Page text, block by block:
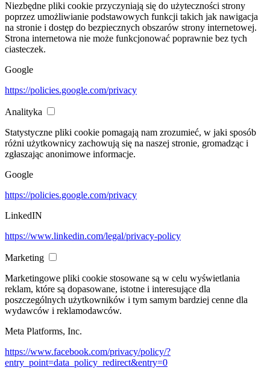
Niezbędne pliki cookie przyczyniają się do użyteczności strony
poprzez umożliwianie podstawowych funkcji takich jak nawigacja
na stronie i dostęp do bezpiecznych obszarów strony internetowej.
Strona internetowa nie może funkcjonować poprawnie bez tych
ciasteczek.
Google
https://policies.google.com/privacy
Analityka
Statystyczne pliki cookie pomagają nam zrozumieć, w jaki sposób
różni użytkownicy zachowują się na naszej stronie, gromadząc i
zgłaszając anonimowe informacje.
Google
https://policies.google.com/privacy
LinkedIN
https://www.linkedin.com/legal/privacy-policy
Marketing
Marketingowe pliki cookie stosowane są w celu wyświetlania
reklam, które są dopasowane, istotne i interesujące dla
poszczególnych użytkowników i tym samym bardziej cenne dla
wydawców i reklamodawców.
Meta Platforms, Inc.
https://www.facebook.com/privacy/policy/?
entry_point=data_policy_redirect&entry=0